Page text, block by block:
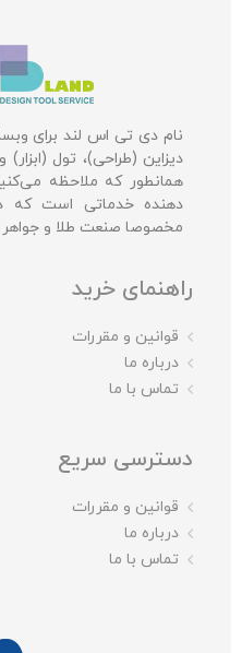
نام دی تی اس لند برای
دیزاین (طراحی)، تول
همانطور که ملاحظه
دهنده خدماتی است که
مخصوصا صنعت طلا و جواهر
راهنمای خرید
قوانین و مقررات
درباره ما
تماس با ما
دسترسی سریع
قوانین و مقررات
درباره ما
تماس با ما